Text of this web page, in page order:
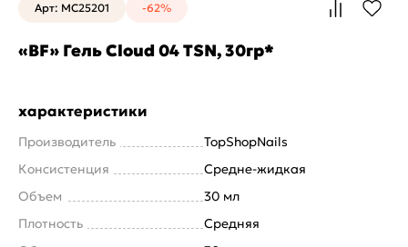
Арт: MC25201 -62%
«BF» Гель Cloud 04 TSN, 30гр*
характеристики
Производитель
TopShopNails
Консистенция
Средне-жидкая
Объем
30 мл
Плотность
Средняя